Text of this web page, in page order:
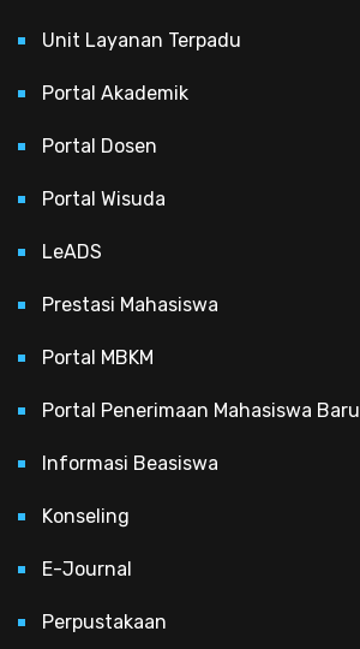
Unit Layanan Terpadu
Portal Akademik
Portal Dosen
Portal Wisuda
LeADS
Prestasi Mahasiswa
Portal MBKM
Portal Penerimaan Mahasiswa Baru
Informasi Beasiswa
Konseling
E-Journal
Perpustakaan